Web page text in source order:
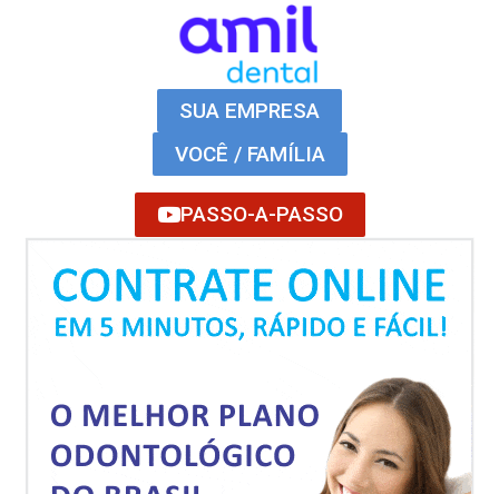
SUA EMPRESA
VOCÊ / FAMÍLIA
PASSO-A-PASSO